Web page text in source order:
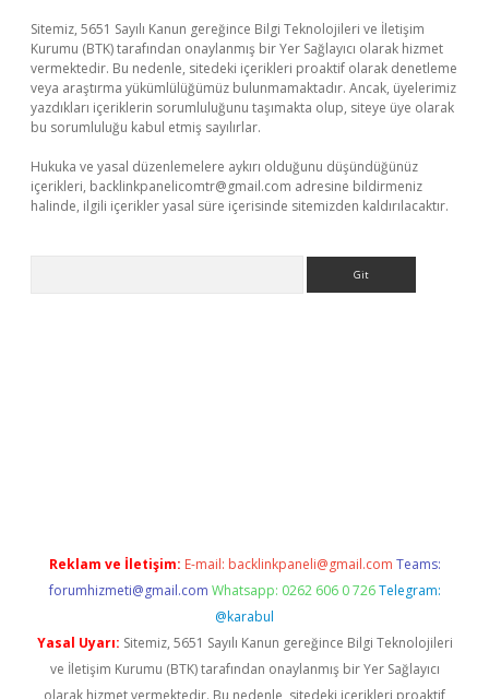
Sitemiz, 5651 Sayılı Kanun gereğince Bilgi Teknolojileri ve İletişim
Kurumu (BTK) tarafından onaylanmış bir Yer Sağlayıcı olarak hizmet
vermektedir. Bu nedenle, sitedeki içerikleri proaktif olarak denetleme
veya araştırma yükümlülüğümüz bulunmamaktadır. Ancak, üyelerimiz
yazdıkları içeriklerin sorumluluğunu taşımakta olup, siteye üye olarak
bu sorumluluğu kabul etmiş sayılırlar.
Hukuka ve yasal düzenlemelere aykırı olduğunu düşündüğünüz
içerikleri, backlinkpanelicomtr@gmail.com adresine bildirmeniz
halinde, ilgili içerikler yasal süre içerisinde sitemizden kaldırılacaktır.
Reklam ve İletişim: E-mail: backlinkpaneli@gmail.com Teams:
forumhizmeti@gmail.com Whatsapp: 0262 606 0 726 Telegram:
@karabul
Yasal Uyarı: Sitemiz, 5651 Sayılı Kanun gereğince Bilgi Teknolojileri
ve İletişim Kurumu (BTK) tarafından onaylanmış bir Yer Sağlayıcı
olarak hizmet vermektedir. Bu nedenle, sitedeki içerikleri proaktif